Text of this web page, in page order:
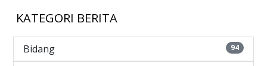
KATEGORI BERITA
Bidang 94